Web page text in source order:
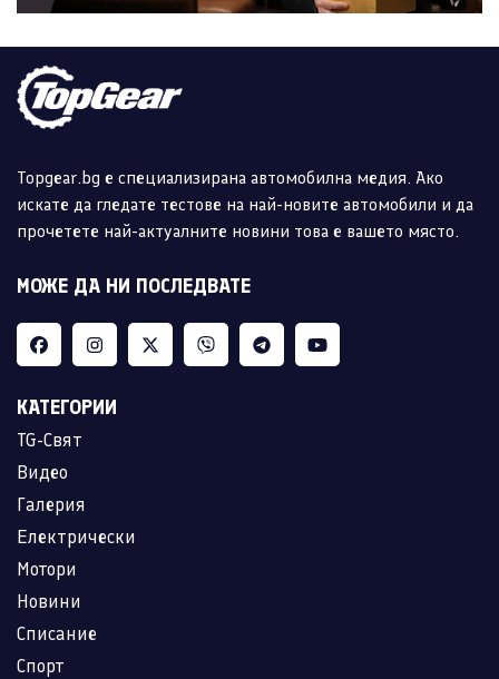
Topgear.bg е специализирана автомобилна медия. Ако
искате да гледате тестове на най-новите автомобили и да
прочетете най-актуалните новини това е вашето място.
МОЖЕ ДА НИ ПОСЛЕДВАТЕ
КАТЕГОРИИ
TG-Свят
Видео
Галерия
Електрически
Мотори
Новини
Списание
Спорт